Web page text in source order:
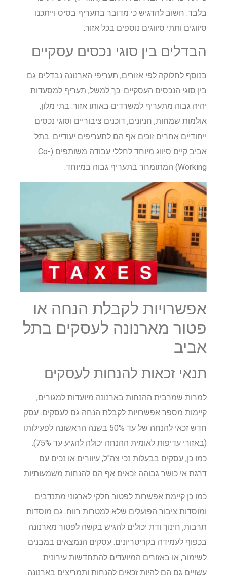
בלבד. חשוב להדגיש כי מדובר בתעריף בסיס וייתכנו
סיווגים ותתי סיווגים נוספים בכל אזור.
הבדלים בין סוגי נכסים עסקיים
בנוסף לחלוקה לפי אזורים, תעריפי הארנונה נבדלים גם
בין סוגי הנכסים העסקיים. כך למשל, תעריף למסעדות
יהיה גבוה מתעריף למשרדים באותו אזור. בתי מלון,
אולמות שמחות, חניונים, דוכנים ציבוריים וסוגי נכסים
ייחודיים אחרים זוכים אף הם לתעריפים יעודיים. בתל
אביב קיים סיווג מיוחד לחללי עבודה משותפים (Co-
Working) המתומחר בתעריף גבוה במיוחד.
אפשרויות לקבלת הנחה או
פטור מארנונה לעסקים בתל
אביב
תנאי זכאות להנחות לעסקים
למרות שמרבית ההנחות בארנונה מיועדות למגורים,
קיימות מספר אפשרויות לקבלת הנחה גם לעסקים. עסק
חדש זכאי להנחה של עד 50% בשנה הראשונה לפעילותו
(באזורי עדיפות לאומית ההנחה יכולה להגיע עד 75%).
כמו כן, עסקים בבעלות נכי צה"ל, עיוורים או נכים עם
דרגת אי כושר גבוהה זכאים אף הם להנחות משמעותיות.
כמו כן קיימת אפשרות לפטור חלקי לארגוני מתנדבים
ומוסדות ציבור הפועלים שלא למטרות רווח. גם מוסדות
תרבות, חינוך ודת יכולים להגיש בקשה לפטור מארנונה
בכפוף לעמידה בקריטריונים. עסקים הנמצאים במבנים
לשימור, או באזורים המיועדים להתחדשות עירונית
עשויים גם הם להיות זכאים להנחות ותמריצים בארנונה.